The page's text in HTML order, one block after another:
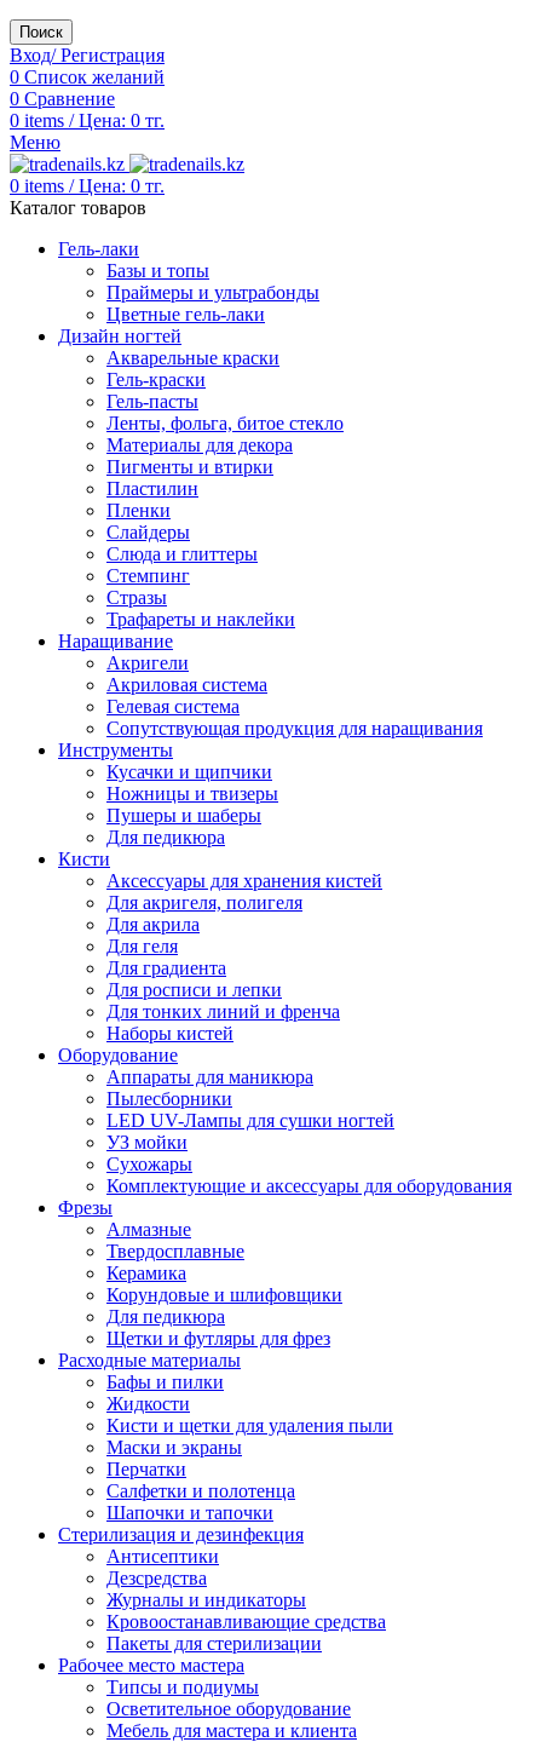
Поиск
Вход/ Регистрация
0 Список желаний
0 Сравнение
0 items / Цена: 0 тг.
Меню
0 items / Цена: 0 тг.
Каталог товаров
Гель-лаки
Базы и топы
Праймеры и ультрабонды
Цветные гель-лаки
Дизайн ногтей
Акварельные краски
Гель-краски
Гель-пасты
Ленты, фольга, битое стекло
Материалы для декора
Пигменты и втирки
Пластилин
Пленки
Слайдеры
Слюда и глиттеры
Стемпинг
Стразы
Трафареты и наклейки
Наращивание
Акригели
Акриловая система
Гелевая система
Сопутствующая продукция для наращивания
Инструменты
Кусачки и щипчики
Ножницы и твизеры
Пушеры и шаберы
Для педикюра
Кисти
Аксессуары для хранения кистей
Для акригеля, полигеля
Для акрила
Для геля
Для градиента
Для росписи и лепки
Для тонких линий и френча
Наборы кистей
Оборудование
Аппараты для маникюра
Пылесборники
LED UV-Лампы для сушки ногтей
УЗ мойки
Сухожары
Комплектующие и аксессуары для оборудования
Фрезы
Алмазные
Твердосплавные
Керамика
Корундовые и шлифовщики
Для педикюра
Щетки и футляры для фрез
Расходные материалы
Бафы и пилки
Жидкости
Кисти и щетки для удаления пыли
Маски и экраны
Перчатки
Салфетки и полотенца
Шапочки и тапочки
Стерилизация и дезинфекция
Антисептики
Дезсредства
Журналы и индикаторы
Кровоостанавливающие средства
Пакеты для стерилизации
Рабочее место мастера
Типсы и подиумы
Осветительное оборудование
Мебель для мастера и клиента